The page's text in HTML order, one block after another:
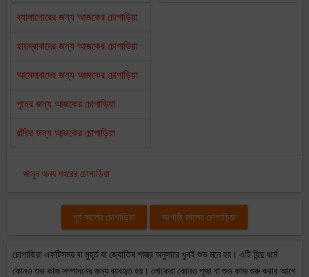
ব্যাঙ্গালোরের জন্য আজকের চোগাড়িয়া
হায়দ্রাবাদের জন্য আজকের চোগাড়িয়া
আমেদাবাদের জন্য আজকের চোগাড়িয়া
পুনের জন্য আজকের চোগাড়িয়া
রাঁচির জন্য আজকের চোগাড়িয়া
জানুন অন্য শহরের চোগাড়িয়া
পূর্ব কালের চোগাড়িয়া আগামী কালের চোগাড়িয়া
চোগাড়িয়া একটিসময় বা মুহূর্ত যা জ্যোতিষ শাস্ত্র অনুসারে খুবই শুভ মনে হয়। এটি হিন্দু ধর্মে
কোনও শুভ কাজ সম্পাদনের জন্য ব্যবহৃত হয়। লোকেরা কোনও পূজা বা শুভ কাজ শুরু করার আগে